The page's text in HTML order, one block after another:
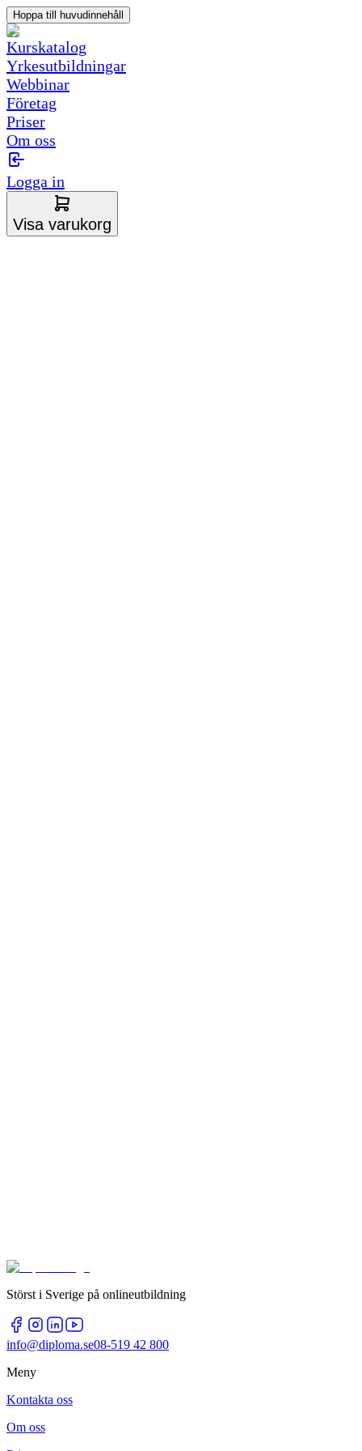
Hoppa till huvudinnehåll
Kurskatalog
Yrkesutbildningar
Webbinar
Företag
Priser
Om oss
Logga in
Visa varukorg
Störst i Sverige på onlineutbildning
info@diploma.se08-519 42 800
Meny
Kontakta oss
Om oss